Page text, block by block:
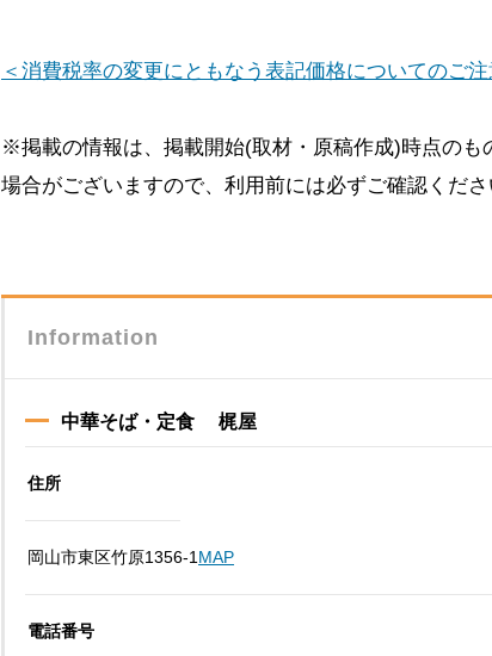
＜消費税率の変更にともなう表記価格についてのご注
※掲載の情報は、掲載開始(取材・原稿作成)時点のも
場合がございますので、利用前には必ずご確認くださ
Information
中華そば・定食 梶屋
住所
岡山市東区竹原1356-1MAP
電話番号